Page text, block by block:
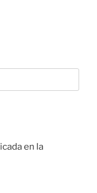
en la